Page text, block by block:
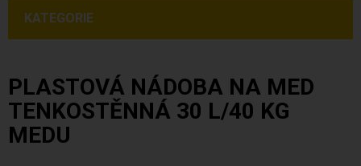
KATEGORIE
PLASTOVÁ NÁDOBA NA MED
TENKOSTĚNNÁ 30 L/40 KG
MEDU